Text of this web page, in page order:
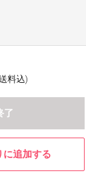
料込)
了
に追加する